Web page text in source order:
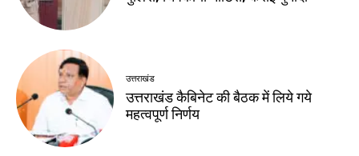
उत्तराखंड
उत्तराखंड कैबिनेट की बैठक में लिये गये
महत्वपूर्ण निर्णय